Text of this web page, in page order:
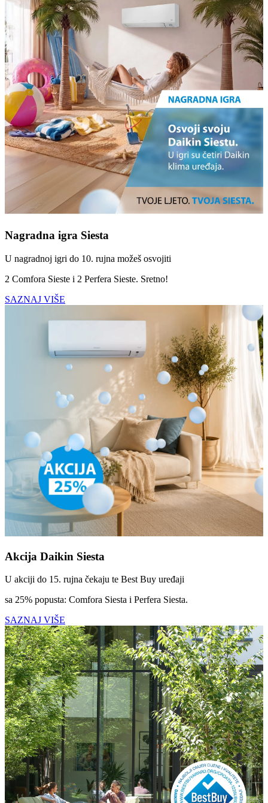
Nagradna igra Siesta
U nagradnoj igri do 10. rujna možeš osvojiti
2 Comfora Sieste i 2 Perfera Sieste. Sretno!
SAZNAJ VIŠE
Akcija Daikin Siesta
U akciji do 15. rujna čekaju te Best Buy uređaji
sa 25% popusta: Comfora Siesta i Perfera Siesta.
SAZNAJ VIŠE